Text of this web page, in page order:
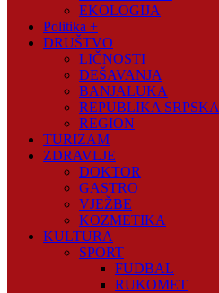
EKOLOGIJA
Politika +
DRUŠTVO
LIČNOSTI
DEŠAVANJA
BANJALUKA
REPUBLIKA SRPSKA
REGION
TURIZAM
ZDRAVLJE
DOKTOR
GASTRO
VJEŽBE
KOZMETIKA
KULTURA
SPORT
FUDBAL
RUKOMET